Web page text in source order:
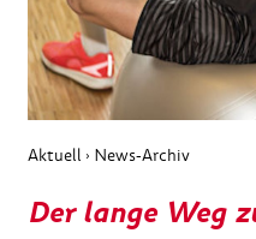
Aktuell › News-Archiv
Der lange Weg